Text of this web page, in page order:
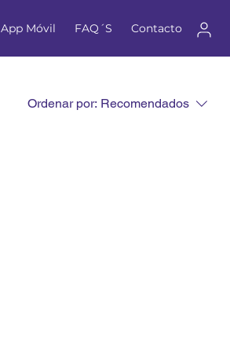
App Móvil FAQ´S Contacto
Ordenar por: Recomendados